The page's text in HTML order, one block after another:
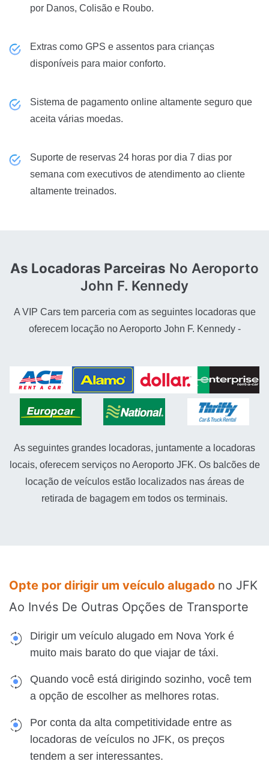
por Danos, Colisão e Roubo.
Extras como GPS e assentos para crianças
disponíveis para maior conforto.
Sistema de pagamento online altamente seguro que
aceita várias moedas.
Suporte de reservas 24 horas por dia 7 dias por
semana com executivos de atendimento ao cliente
altamente treinados.
As Locadoras Parceiras No Aeroporto
John F. Kennedy
A VIP Cars tem parceria com as seguintes locadoras que
oferecem locação no Aeroporto John F. Kennedy -
As seguintes grandes locadoras, juntamente a locadoras
locais, oferecem serviços no Aeroporto JFK. Os balcões de
locação de veículos estão localizados nas áreas de
retirada de bagagem em todos os terminais.
Opte por dirigir um veículo alugado no JFK
Ao Invés De Outras Opções de Transporte
Dirigir um veículo alugado em Nova York é
muito mais barato do que viajar de táxi.
Quando você está dirigindo sozinho, você tem
a opção de escolher as melhores rotas.
Por conta da alta competitividade entre as
locadoras de veículos no JFK, os preços
tendem a ser interessantes.